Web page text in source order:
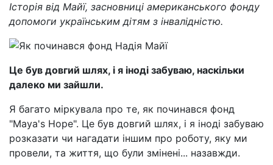
Історія від Майї, засновниці американського фонду
допомоги українським дітям з інвалідністю.
Це був довгий шлях, і я іноді забуваю, наскільки
далеко ми зайшли.
Я багато міркувала про те, як починався фонд
"Maya's Hope". Це був довгий шлях, і я іноді забуваю
розказати чи нагадати іншим про роботу, яку ми
провели, та життя, що були змінені... назавжди.